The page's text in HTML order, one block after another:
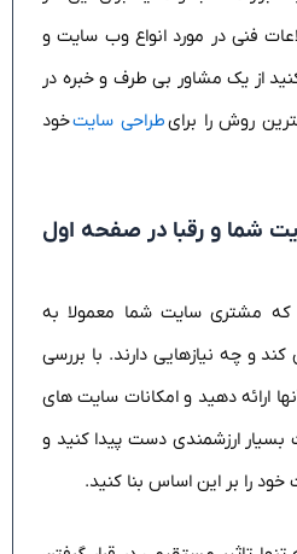
فنی در مورد انواع وب سایت و
از یک مشاور بی طرف و خبره در
روش را برایطراحی سایتخود
شما و رقبا در صفحه اول
که مشتری سایت شما معمولا به
و چه نیازهایی دارند. با بررسی
ارائه دهید و امکانات سایت های
بسیار ارزشمندی دست پیدا کنید و
را بر این اساس بنا کنید.